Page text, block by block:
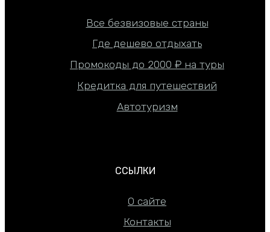
Все безвизовые страны
Где дешево отдыхать
Промокоды до 2000 ₽ на туры
Кредитка для путешествий
Автотуризм
ССЫЛКИ
О сайте
Контакты